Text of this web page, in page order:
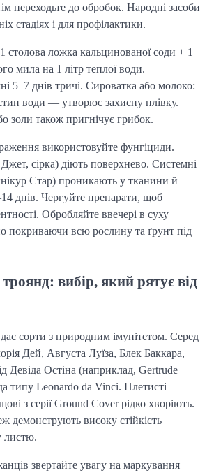
переходьте до обробок. Народні засоби
стадіях і для профілактики.
столова ложка кальцинованої соди + 1
мила на 1 літр теплої води.
5–7 днів тричі. Сироватка або молоко:
води — утворює захисну плівку.
золи також пригнічує грибок.
використовуйте фунгіциди.
Джет, сірка) діють поверхнево. Системні
Стар) проникають у тканини й
днів. Чергуйте препарати, щоб
Обробляйте ввечері в суху
покриваючи всю рослину та ґрунт під
троянд: вибір, який рятує від
сорти з природним імунітетом. Серед
Дей, Августа Луїза, Блек Баккара,
Девіда Остіна (наприклад, Gertrude
типу Leonardo da Vinci. Плетисті
з серії Ground Cover рідко хворіють.
демонструють високу стійкість
листю.
звертайте увагу на маркування